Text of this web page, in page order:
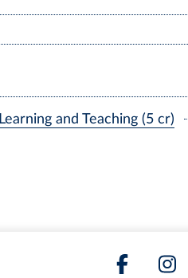
and Teaching (5 cr)